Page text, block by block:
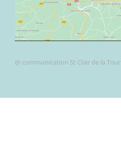
@ communication St Clair de la Tour